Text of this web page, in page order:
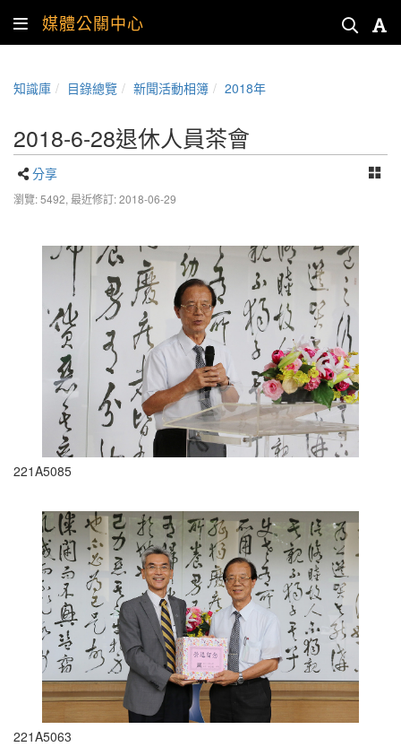
媒體公關中心
知識庫 目錄總覽 新聞活動相簿 2018年
2018-6-28退休人員茶會
分享
瀏覽: 5492, 最近修訂: 2018-06-29
221A5085
221A5063